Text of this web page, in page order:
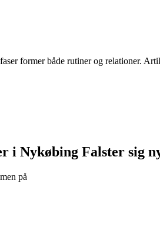
former både rutiner og relationer.
i Nykøbing Falster sig
på